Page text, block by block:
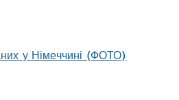
у Німеччині (ФОТО)